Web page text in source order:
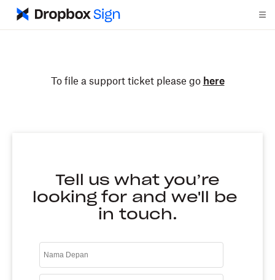
To file a support ticket please go here
Tell us what you’re
looking for and we'll be
in touch.